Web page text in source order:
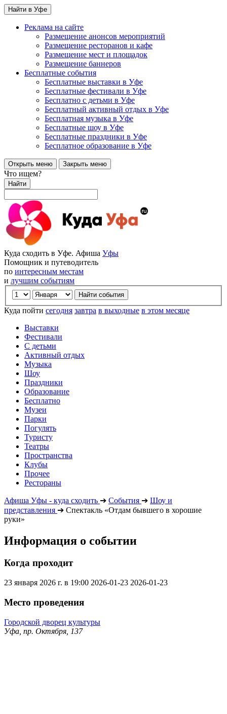
Найти в Уфе
Реклама на сайте
Размещение анонсов мероприятий
Размещение ресторанов и кафе
Размещение мест и площадок
Размещение баннеров
Бесплатные события
Бесплатные выставки в Уфе
Бесплатные фестивали в Уфе
Бесплатно с детьми в Уфе
Бесплатный активный отдых в Уфе
Бесплатная музыка в Уфе
Бесплатные шоу в Уфе
Бесплатные праздники в Уфе
Бесплатное образование в Уфе
Открыть меню Закрыть меню
Что ищем?
Найти
Куда сходить в Уфе. Афиша Уфы
Помощник и путеводитель
по интересным местам
и лучшим событиям
Куда пойти сегодня завтра в выходные в этом месяце
Выставки
Фестивали
С детьми
Активный отдых
Музыка
Шоу
Праздники
Образование
Бесплатно
Музеи
Парки
Погулять
Туристу
Театры
Пространства
Клубы
Прочее
Рестораны
Афиша Уфы - куда сходить ➔ События ➔ Шоу и
представления ➔ Спектакль «Отдам бывшего в хорошие
руки»
Информация о событии
Когда проходит
23 января 2026 г. в 19:00 2026-01-23 2026-01-23
Место проведения
Городской дворец культуры
Уфа, пр. Октября, 137